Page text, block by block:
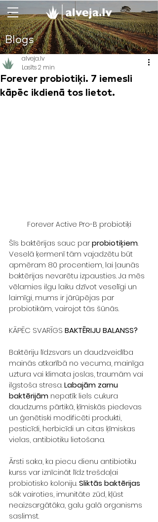
Blogs
Forever probiotiķi. 7 iemesli
kāpēc ikdienā tos lietot.
alveja.lv
Lasīts 2 min
Forever Active Pro-B probiotiķi
Šīs baktērijas sauc par probiotiķiem.
Veselā ķermenī tām vajadzētu būt
apmēram 80 procentiem, lai ļaunās
baktērijas nevarētu izpausties. Ja mēs
vēlamies ilgu laiku dzīvot veselīgi un
laimīgi, mums ir jārūpējas par
probiotikām, vairojot tās šūnās.
KĀPĒC SVARĪGS BAKTĒRIJU BALANSS?
Baktēriju līdzsvars un daudzveidība
mainās atkarībā no vecuma, mainīga
uztura vai klimata joslas, traumām vai
ilgstoša stresa. Labajām zarnu
baktērijām nepatīk liels cukura
daudzums pārtikā, ķīmiskās piedevas
un ģenētiski modificēti produkti,
pesticīdi, herbicīdi un citas ķīmiskas
vielas, antibiotiku lietošana.
Ārsti saka, ka piecu dienu antibiotiku
kurss var iznīcināt līdz trešdaļai
probiotisko koloniju. Sliktās baktērijas
sāk vairoties, imunitāte zūd, kļūst
neaizsargātāka, galu galā organisms
saslimst.